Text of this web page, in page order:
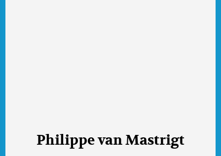
Philippe van Mastrigt